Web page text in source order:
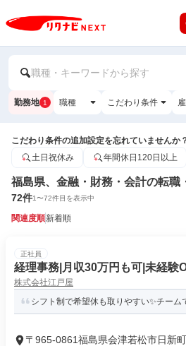
職種・キーワードから探す
勤務地 1 職種 こだわり条件
こだわり条件の追加設定を忘れていませんか
土日祝休み
年間休日120日以上
福島県、金融・財務・会計の転職
72件1〜72件目を表示中
関連度順新着順
正社員
経理事務|月収30万円も可|未経験
株式会社江戸屋
シフト制で希望休も取りやすい✨チーム
〒965-0861福島県会津若松市日新町